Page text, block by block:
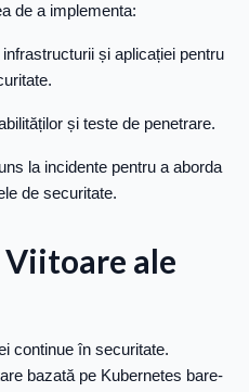
de a implementa:
și aplicației pentru
și teste de penetrare.
la incidente pentru a aborda
de securitate.
ale
continue în securitate.
bazată pe Kubernetes bare-